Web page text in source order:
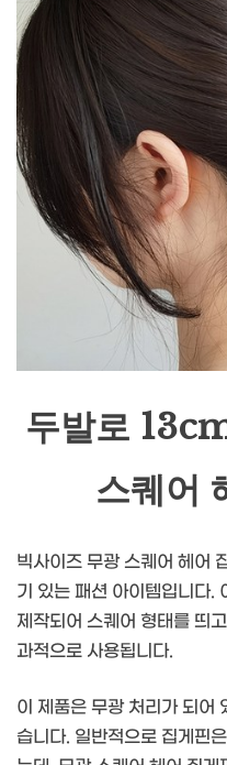
두발로
스퀘어
빅사이즈 무광 스퀘어 헤어
기 있는 패션 아이템입니다
제작되어 스퀘어 형태를 띄
과적으로 사용됩니다.
이 제품은 무광 처리가 되어
습니다. 일반적으로 집게핀